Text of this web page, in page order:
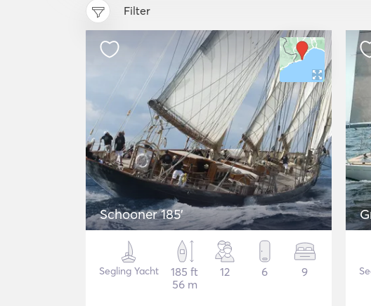
Filter
Schooner 185'
Segling Yacht
185 ft
56 m
12 6 9